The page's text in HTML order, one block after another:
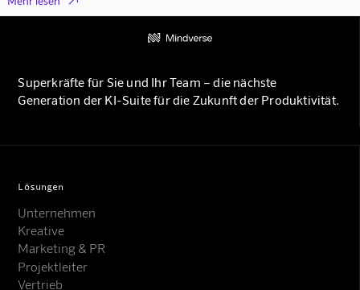
Superkräfte für Sie und Ihr Team – die nächste
Generation der KI-Suite für die Zukunft der Produktivität.
Lösungen
Unternehmen
Kreative
Marketing & PR
Projektleiter
Vertrieb